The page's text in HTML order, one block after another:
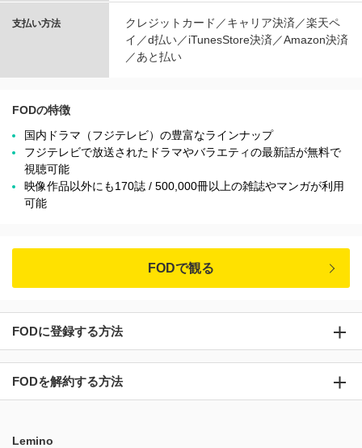
支払い方法
クレジットカード／キャリア決済／楽天ペ
イ／d払い／iTunesStore決済／Amazon決済
／あと払い
FODの特徴
国内ドラマ（フジテレビ）の豊富なラインナップ
フジテレビで放送されたドラマやバラエティの最新話が無料で
視聴可能
映像作品以外にも170誌 / 500,000冊以上の雑誌やマンガが利用
可能
FODで観る
FODに登録する方法
FODを解約する方法
Lemino